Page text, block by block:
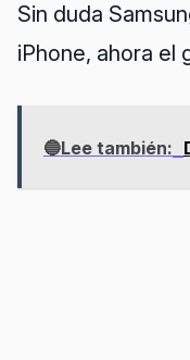
Sin duda
iPhone, ahora el
🔵Lee también: